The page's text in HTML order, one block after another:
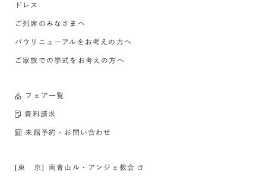
ドレス
ご列席のみなさまへ
バウリニューアルをお考えの方へ
ご家族での挙式をお考えの方へ
フェア一覧
資料請求
来館予約・お問い合わせ
[東 京] 南青山ル・アンジェ教会